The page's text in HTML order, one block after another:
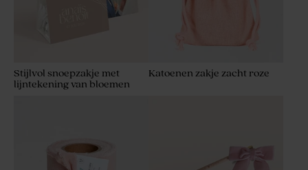
Stijlvol snoepzakje met
lijntekening van bloemen
Katoenen zakje zacht roze